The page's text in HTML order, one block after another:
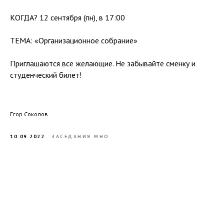
КОГДА? 12 сентября (пн), в 17:00
ТЕМА: «Организационное собрание»
Приглашаются все желающие. Не забывайте сменку и
студенческий билет!
Егор Соколов
10.09.2022 ЗАСЕДАНИЯ МНО